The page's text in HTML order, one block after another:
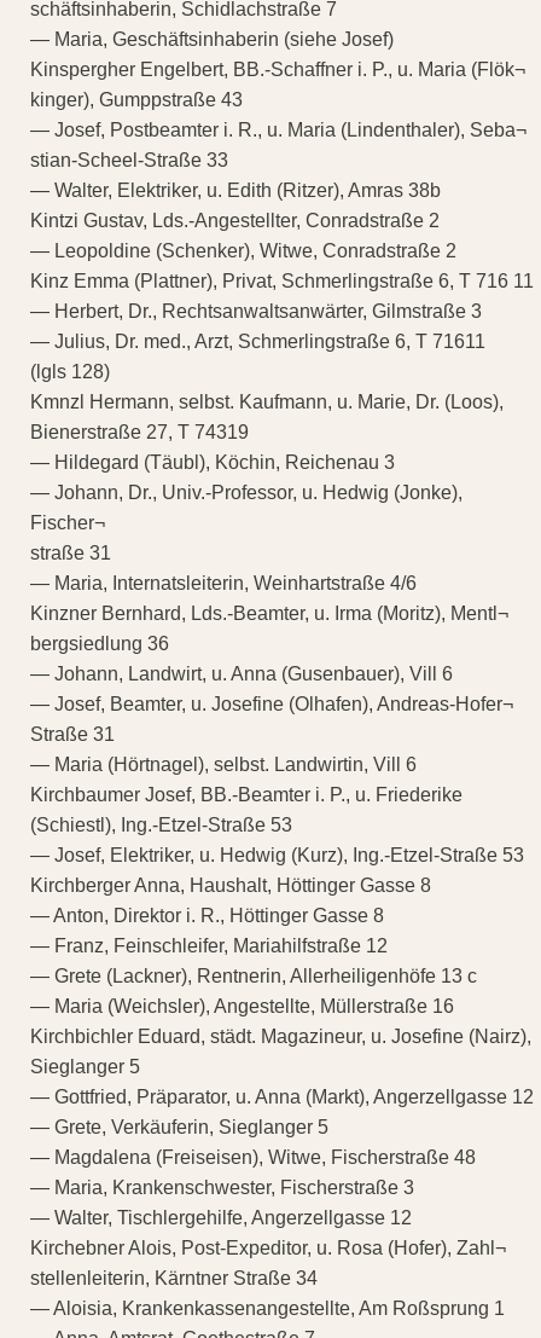
schäftsinhaberin, Schidlachstraße 7
— Maria, Geschäftsinhaberin (siehe Josef)
Kinspergher Engelbert, BB.-Schaffner i. P., u. Maria (Flök¬
kinger), Gumppstraße 43
— Josef, Postbeamter i. R., u. Maria (Lindenthaler), Seba¬
stian-Scheel-Straße 33
— Walter, Elektriker, u. Edith (Ritzer), Amras 38b
Kintzi Gustav, Lds.-Angestellter, Conradstraße 2
— Leopoldine (Schenker), Witwe, Conradstraße 2
Kinz Emma (Plattner), Privat, Schmerlingstraße 6, T 716 11
— Herbert, Dr., Rechtsanwaltsanwärter, Gilmstraße 3
— Julius, Dr. med., Arzt, Schmerlingstraße 6, T 71611
(lgls 128)
Kmnzl Hermann, selbst. Kaufmann, u. Marie, Dr. (Loos),
Bienerstraße 27, T 74319
— Hildegard (Täubl), Köchin, Reichenau 3
— Johann, Dr., Univ.-Professor, u. Hedwig (Jonke),
Fischer¬
straße 31
— Maria, Internatsleiterin, Weinhartstraße 4/6
Kinzner Bernhard, Lds.-Beamter, u. Irma (Moritz), Mentl¬
bergsiedlung 36
— Johann, Landwirt, u. Anna (Gusenbauer), Vill 6
— Josef, Beamter, u. Josefine (Olhafen), Andreas-Hofer¬
Straße 31
— Maria (Hörtnagel), selbst. Landwirtin, Vill 6
Kirchbaumer Josef, BB.-Beamter i. P., u. Friederike
(Schiestl), Ing.-Etzel-Straße 53
— Josef, Elektriker, u. Hedwig (Kurz), Ing.-Etzel-Straße 53
Kirchberger Anna, Haushalt, Höttinger Gasse 8
— Anton, Direktor i. R., Höttinger Gasse 8
— Franz, Feinschleifer, Mariahilfstraße 12
— Grete (Lackner), Rentnerin, Allerheiligenhöfe 13 c
— Maria (Weichsler), Angestellte, Müllerstraße 16
Kirchbichler Eduard, städt. Magazineur, u. Josefine (Nairz),
Sieglanger 5
— Gottfried, Präparator, u. Anna (Markt), Angerzellgasse 12
— Grete, Verkäuferin, Sieglanger 5
— Magdalena (Freiseisen), Witwe, Fischerstraße 48
— Maria, Krankenschwester, Fischerstraße 3
— Walter, Tischlergehilfe, Angerzellgasse 12
Kirchebner Alois, Post-Expeditor, u. Rosa (Hofer), Zahl¬
stellenleiterin, Kärntner Straße 34
— Aloisia, Krankenkassenangestellte, Am Roßsprung 1